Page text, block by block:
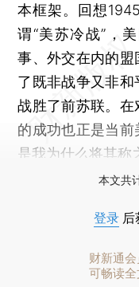
本框架。回想
谓“美苏冷战”，
事、外交在内的
了既非战争又非
战胜了前苏联。
的成功也正是当
是我为什么将其称
本文共
登录 后
财新通会
可畅读全